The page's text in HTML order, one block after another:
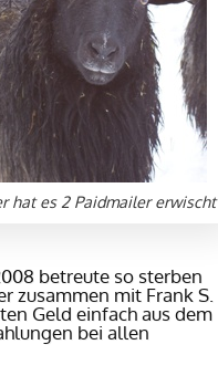
hat es 2 Paidmailer erwischt
betreute so sterben
zusammen mit Frank S.
Geld einfach aus dem
bei allen